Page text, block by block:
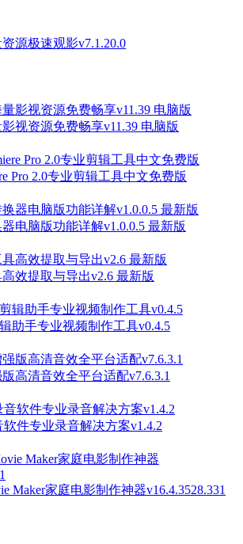
源极速观影v7.1.20.0
视资源免费畅享v11.39 电脑版
Pro 2.0专业剪辑工具中文免费版
电脑版功能详解v1.0.0.5 最新版
效提取与导出v2.6 最新版
助手专业视频制作工具v0.4.5
高清音效全平台适配v7.6.3.1
件专业录音解决方案v1.4.2
Maker家庭电影制作神器v16.4.3528.331